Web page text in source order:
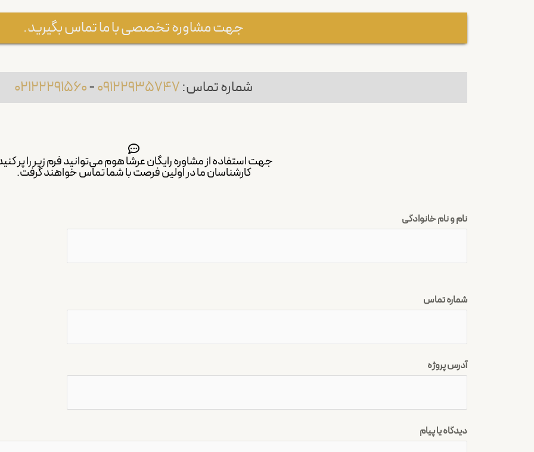
جهت مشاوره تخصصی با ما تماس بگیرید.
شماره تماس:09122935747
-
02122291560
جهت استفاده از مشاوره رایگان عرشا هوم می‌توانید فرم زیر را پر
کارشناسان ما در اولین فرصت با شما تماس خواهند گرفت.
نام و نام خانوادگی
شماره تماس
آدرس پروژه
دیدگاه یا پیام